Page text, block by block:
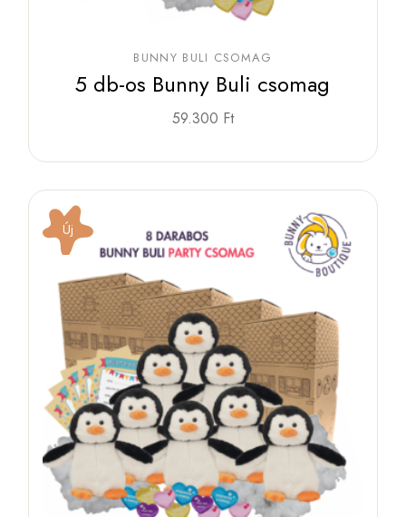
BUNNY BULI CSOMAG
5 db-os Bunny Buli csomag
59.300 Ft
Új